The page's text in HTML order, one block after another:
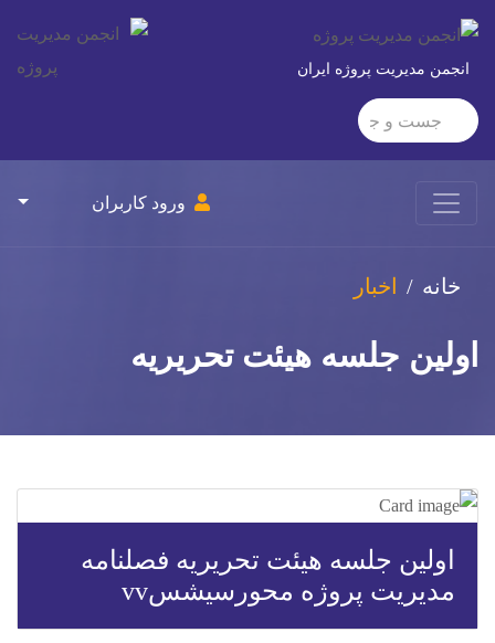
انجمن مدیریت پروژه ایران
ورود کاربران
خانه اخبار
اولين جلسه هيئت تحريريه
محورسیشسvv
اولين جلسه هيئت تحريريه فصلنامه
مديريت پروژه محورسیشسvv